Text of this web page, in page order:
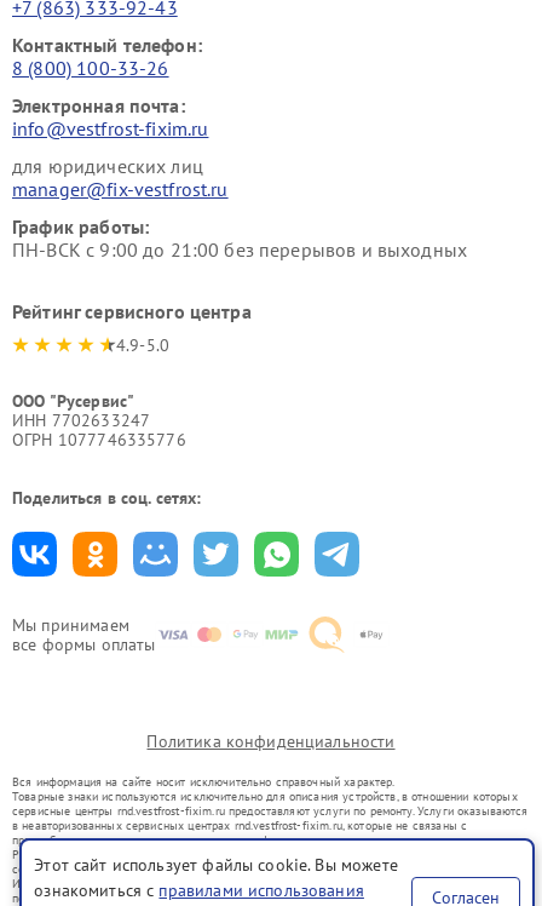
Мы принимаем
все формы оплаты
+7 (863) 333-92-43
Контактный телефон:
8 (800) 100-33-26
Электронная почта:
info@vestfrost-fixim.ru
для юридических лиц
manager@fix-vestfrost.ru
График работы:
ПН-ВСК с 9:00 до 21:00 без перерывов и выходных
Рейтинг сервисного центра
4.9-5.0
ООО "Русервис"
ИНН 7702633247
ОГРН 1077746335776
Поделиться в соц. сетях:
Политика конфиденциальности
Вся информация на сайте носит исключительно справочный характер.
Товарные знаки используются исключительно для описания устройств, в отношении которых
сервисные центры rnd.vestfrost-fixim.ru предоставляют услуги по ремонту. Услуги оказываются
в неавторизованных сервисных центрах rnd.vestfrost-fixim.ru, которые не связаны с
правообладателями товарных знаков или их официальными представителями.
Ремонт осуществляется для устройств, уже введенных в гражданский оборот в соответствии
со статьей 1487 ГК РФ.
Использование товарных знаков не преследует цели индивидуализации услуг или введения
потребителей в заблуждение, а служит для информирования о предоставляемых услугах по
Этот сайт использует файлы cookie. Вы можете
ознакомиться с правилами использования
Согласен